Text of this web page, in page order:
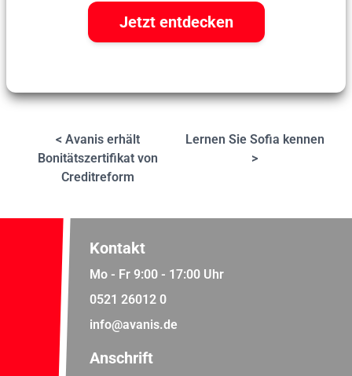
Jetzt entdecken
< Avanis erhält
Bonitätszertifikat von
Creditreform
Lernen Sie Sofia kennen
>
Kontakt
Mo - Fr 9:00 - 17:00 Uhr
0521 26012 0
info@avanis.de
Anschrift